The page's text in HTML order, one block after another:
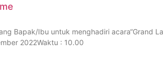
Bapak/Ibu untuk menghadiri acara“Grand
2022Waktu : 10.00